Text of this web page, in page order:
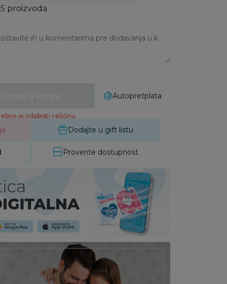
proizvoda
Ukoliko imate napomene, ostavite ih u komentarima pre dodavanja u korpu:
je odabrati veličinu
Autopretplata
Dodajte u gift listu
Proverite dostupnost